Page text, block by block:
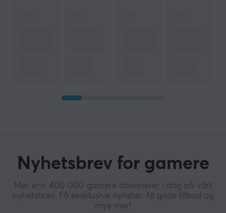
Nyhetsbrev for gamere
Mer enn 400 000 gamere abonnerer i dag på vårt
nyhetsbrev. Få eksklusive nyheter, få gode tilbud og
mye mer!